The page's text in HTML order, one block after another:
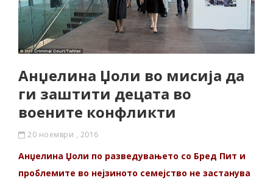
Анџелина Џоли во мисија да
ги заштити децата во
воените конфликти
20 ноември , 2016
Анџелина Џоли по разведувањето со Бред Пит и
проблемите во нејзиното семејство не застанува